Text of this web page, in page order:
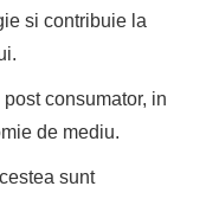
si contribuie la
consumator, in
de mediu.
sunt